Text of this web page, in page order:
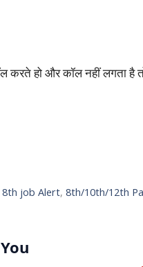
करते हो और कॉल नहीं लगता
8th job Alert, 8th/10th/12th